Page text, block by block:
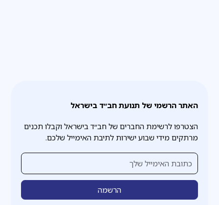
האתר הרשמי של תנועת חב״ד בישראל
הצטרפו לרשימת החברים של חב״ד בישראל וקבלו תכנים
מרתקים מידי שבוע ישירות לתיבת האימייל שלכם.